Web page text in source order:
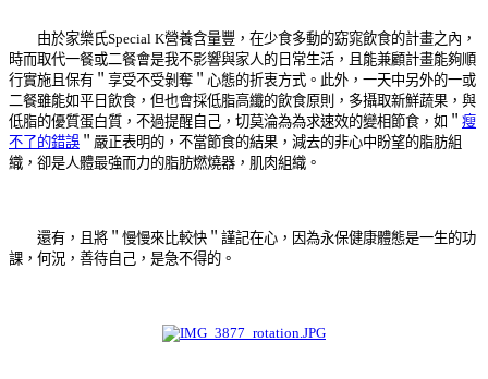
由於家樂氏Special K營養含量豐，在少食多動的窈窕飲食的計畫之內，
時而取代一餐或二餐會是我不影響與家人的日常生活，且能兼顧計畫能夠順
行實施且保有＂享受不受剝奪＂心態的折衷方式。此外，一天中另外的一或
二餐雖能如平日飲食，但也會採低脂高纖的飲食原則，多攝取新鮮蔬果，與
低脂的優質蛋白質，不過提醒自己，切莫淪為為求速效的變相節食，如＂ 瘦
不了的錯誤 ＂嚴正表明的，不當節食的結果，減去的非心中盼望的脂肪組
織，卻是人體最強而力的脂肪燃燒器，肌肉組織。
還有，且將＂慢慢來比較快＂謹記在心，因為永保健康體態是一生的功
課，何況，善待自己，是急不得的。